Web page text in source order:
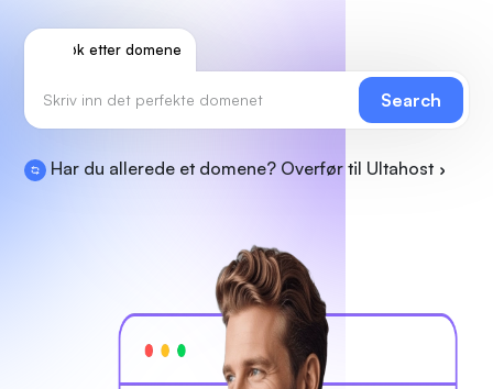
Søk etter domene
Search
Har du allerede et domene? Overfør til Ultahost